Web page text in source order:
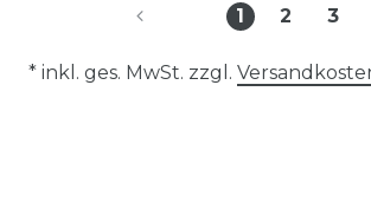
1 2 3
* inkl. ges. MwSt. zzgl.